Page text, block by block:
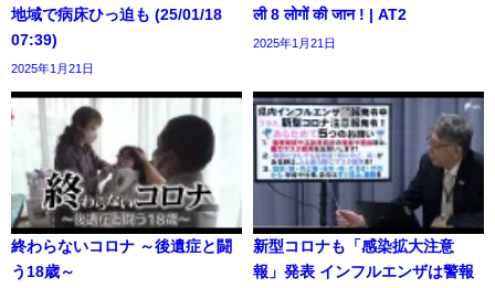
地域で病床ひっ迫も (25/01/18
07:39)
2025年1月21日
ली 8 लोगों की जान ! | AT2
2025年1月21日
終わらないコロナ ～後遺症と闘
う18歳～
新型コロナも「感染拡大注意
報」発表 インフルエンザは警報